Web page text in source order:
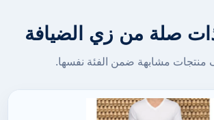
صلة من زي الضيافة
مشابهة ضمن الفئة نفسها.